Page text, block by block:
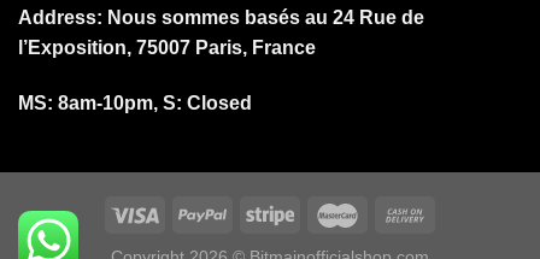
Address: Nous sommes basés au 24 Rue de
l’Exposition, 75007 Paris, France
MS: 8am-10pm, S: Closed